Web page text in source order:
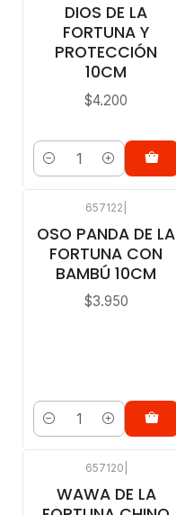
DIOS DE LA
FORTUNA Y
PROTECCIÓN
10CM
$4.200
Cantidad
657122
OSO PANDA DE LA
FORTUNA CON
BAMBÚ 10CM
$3.950
Cantidad
657120
WAWA DE LA